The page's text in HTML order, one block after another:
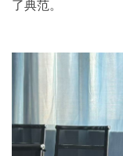
了典范。